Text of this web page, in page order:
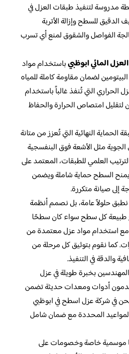
مدروسة لتنفيذ طبقات العزل في
الدقيق للسطح وإزالة الأتربة
الفواصل والشقوق لمنع أي تسرب
العزل المائي ابوظبيباستخدام مواد
لضمان مقاومة كاملة للمياه
الحراري التي تُنفذ غالباً باستخدام
لتقليل امتصاص الحرارة والحفاظ
الحماية النهائية التي تُعزز من متانة
مثل الأشعة فوق البنفسجية
العلمي للطبقات، المعتمد على
السطح حماية شاملة ويضمن
إلى صيانة متكررة.
نطبق حلولاً عامة، بل نصمم أنظمة
كل سطح سواء كان سطحًا
مع استخدام مواد عزل معتمدة من
كما نقوم بتوثيق كل مرحلة من
والدقة في التنفيذ.
بخبرة طويلة في عزل
أدوات ومعدات حديثة تضمن
نحن في شركة عزل اسطح في ابوظبي
المواعيد المحددة مع ضمان شامل
موسمية خاصة وخصومات على